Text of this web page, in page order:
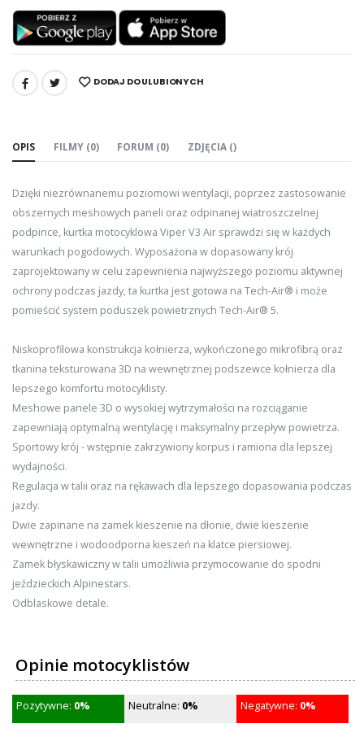
UDOSTĘPNIJ: DODAJ DO ULUBIONYCH
OPIS FILMY (0) FORUM (0) ZDJĘCIA ()
Dzięki niezrównanemu poziomowi wentylacji, poprzez zastosowanie
obszernych meshowych paneli oraz odpinanej wiatroszczelnej
podpince, kurtka motocyklowa Viper V3 Air sprawdzi się w każdych
warunkach pogodowych. Wyposażona w dopasowany krój
zaprojektowany w celu zapewnienia najwyższego poziomu aktywnej
ochrony podczas jazdy, ta kurtka jest gotowa na Tech-Air® i może
pomieścić system poduszek powietrznych Tech-Air® 5.
Niskoprofilowa konstrukcja kołnierza, wykończonego mikrofibrą oraz
tkanina teksturowana 3D na wewnętrznej podszewce kołnierza dla
lepszego komfortu motocyklisty.
Meshowe panele 3D o wysokiej wytrzymałości na rozciąganie
zapewniają optymalną wentylację i maksymalny przepływ powietrza.
Sportowy krój - wstępnie zakrzywiony korpus i ramiona dla lepszej
wydajności.
Regulacja w talii oraz na rękawach dla lepszego dopasowania podczas
jazdy.
Dwie zapinane na zamek kieszenie na dłonie, dwie kieszenie
wewnętrzne i wodoodporna kieszeń na klatce piersiowej.
Zamek błyskawiczny w talii umożliwia przymocowanie do spodni
jeździeckich Alpinestars.
Odblaskowe detale.
Opinie motocyklistów
Pozytywne: 0% Neutralne: 0% Negatywne: 0%